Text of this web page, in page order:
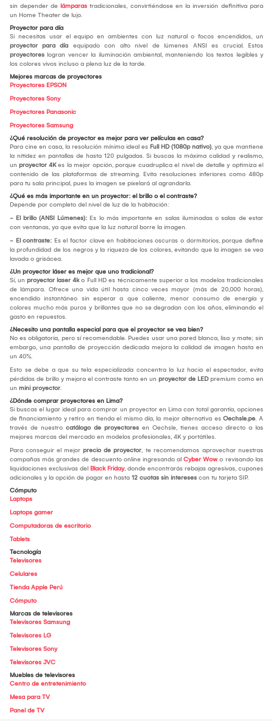
sin depender de lámparas tradicionales, convirtiéndose en la inversión definitiva para
un Home Theater de lujo.
Proyector para día
Si necesitas usar el equipo en ambientes con luz natural o focos encendidos, un
proyector para día equipado con alto nivel de lúmenes ANSI es crucial. Estos
proyectores logran vencer la iluminación ambiental, manteniendo los textos legibles y
los colores vivos incluso a plena luz de la tarde.
Mejores marcas de proyectores
Proyectores EPSON
Proyectores Sony
Proyectores Panasonic
Proyectores Samsung
¿Qué resolución de proyector es mejor para ver películas en casa?
Para cine en casa, la resolución mínima ideal es Full HD (1080p nativo), ya que mantiene
la nitidez en pantallas de hasta 120 pulgadas. Si buscas la máxima calidad y realismo,
un proyector 4Kes la mejor opción, porque cuadruplica el nivel de detalle y optimiza el
contenido de las plataformas de streaming. Evita resoluciones inferiores como 480p
para tu sala principal, pues la imagen se pixelará al agrandarla.
¿Qué es más importante en un proyector: el brillo o el contraste?
Depende por completo del nivel de luz de la habitación:
- El brillo (ANSI Lúmenes): Es lo más importante en salas iluminadas o salas de estar
con ventanas, ya que evita que la luz natural borre la imagen.
- El contraste: Es el factor clave en habitaciones oscuras o dormitorios, porque define
la profundidad de los negros y la riqueza de los colores, evitando que la imagen se vea
lavada o grisácea.
¿Un proyector láser es mejor que uno tradicional?
Sí, un proyector laser 4ko Full HD es técnicamente superior a los modelos tradicionales
de lámpara. Ofrece una vida útil hasta cinco veces mayor (más de 20,000 horas),
encendido instantáneo sin esperar a que caliente, menor consumo de energía y
colores mucho más puros y brillantes que no se degradan con los años, eliminando el
gasto en repuestos.
¿Necesito una pantalla especial para que el proyector se vea bien?
No es obligatoria, pero sí recomendable. Puedes usar una pared blanca, lisa y mate; sin
embargo, una pantalla de proyección dedicada mejora la calidad de imagen hasta en
un 40%.
Esto se debe a que su tela especializada concentra la luz hacia el espectador, evita
pérdidas de brillo y mejora el contraste tanto en un proyector de LED premium como en
un mini proyector.
¿Dónde comprar proyectores en Lima?
Si buscas el lugar ideal para comprar un proyector en Lima con total garantía, opciones
de financiamiento y retiro en tienda el mismo día, la mejor alternativa es Oechsle.pe. A
través de nuestro catálogo de proyectores en Oechsle, tienes acceso directo a las
mejores marcas del mercado en modelos profesionales, 4K y portátiles.
Para conseguir el mejor precio de proyector, te recomendamos aprovechar nuestras
campañas más grandes de descuento online ingresando al Cyber Wow o revisando las
liquidaciones exclusivas del Black Friday, donde encontrarás rebajas agresivas, cupones
adicionales y la opción de pagar en hasta 12 cuotas sin intereses con tu tarjeta SIP.
Cómputo
Laptops
Laptops gamer
Computadoras de escritorio
Tablets
Tecnología
Televisores
Celulares
Tienda Apple Perú
Cómputo
Marcas de televisores
Televisores Samsung
Televisores LG
Televisores Sony
Televisores JVC
Muebles de televisores
Centro de entretenimiento
Mesa para TV
Panel de TV